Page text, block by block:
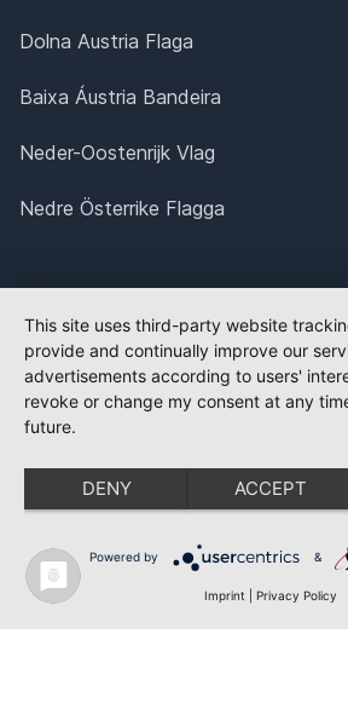
Dolna Austria Flaga
Baixa Áustria Bandeira
Neder-Oostenrijk Vlag
Nedre Österrike Flagga
This site uses third-party website
provide and continually improve our
advertisements according to users'
revoke or change my consent at any
future.
DENY ACCEPT
Powered by &
Imprint Privacy Policy